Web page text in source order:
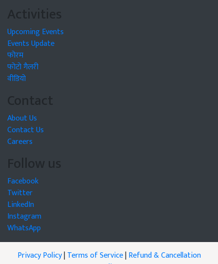
Activities
Upcoming Events
Events Update
फोरम
फोटो गैलरी
वीडियो
Contact
About Us
Contact Us
Careers
Follow us
Facebook
Twitter
LinkedIn
Instagram
WhatsApp
Privacy Policy|Terms of Service|Refund & Cancellation